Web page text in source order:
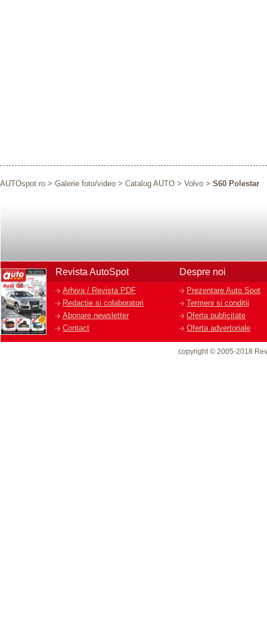
AUTOspot.ro > Galerie foto/video > Catalog AUTO > Volvo > S60 Polestar
Revista AutoSpot
Arhiva / Revista PDF
Redactie si colaboratori
Abonare newsletter
Contact
Despre noi
Prezentare Auto Spot
Termeni si conditii
Oferta publicitate
Oferta advertoriale
copyright © 2005-2018